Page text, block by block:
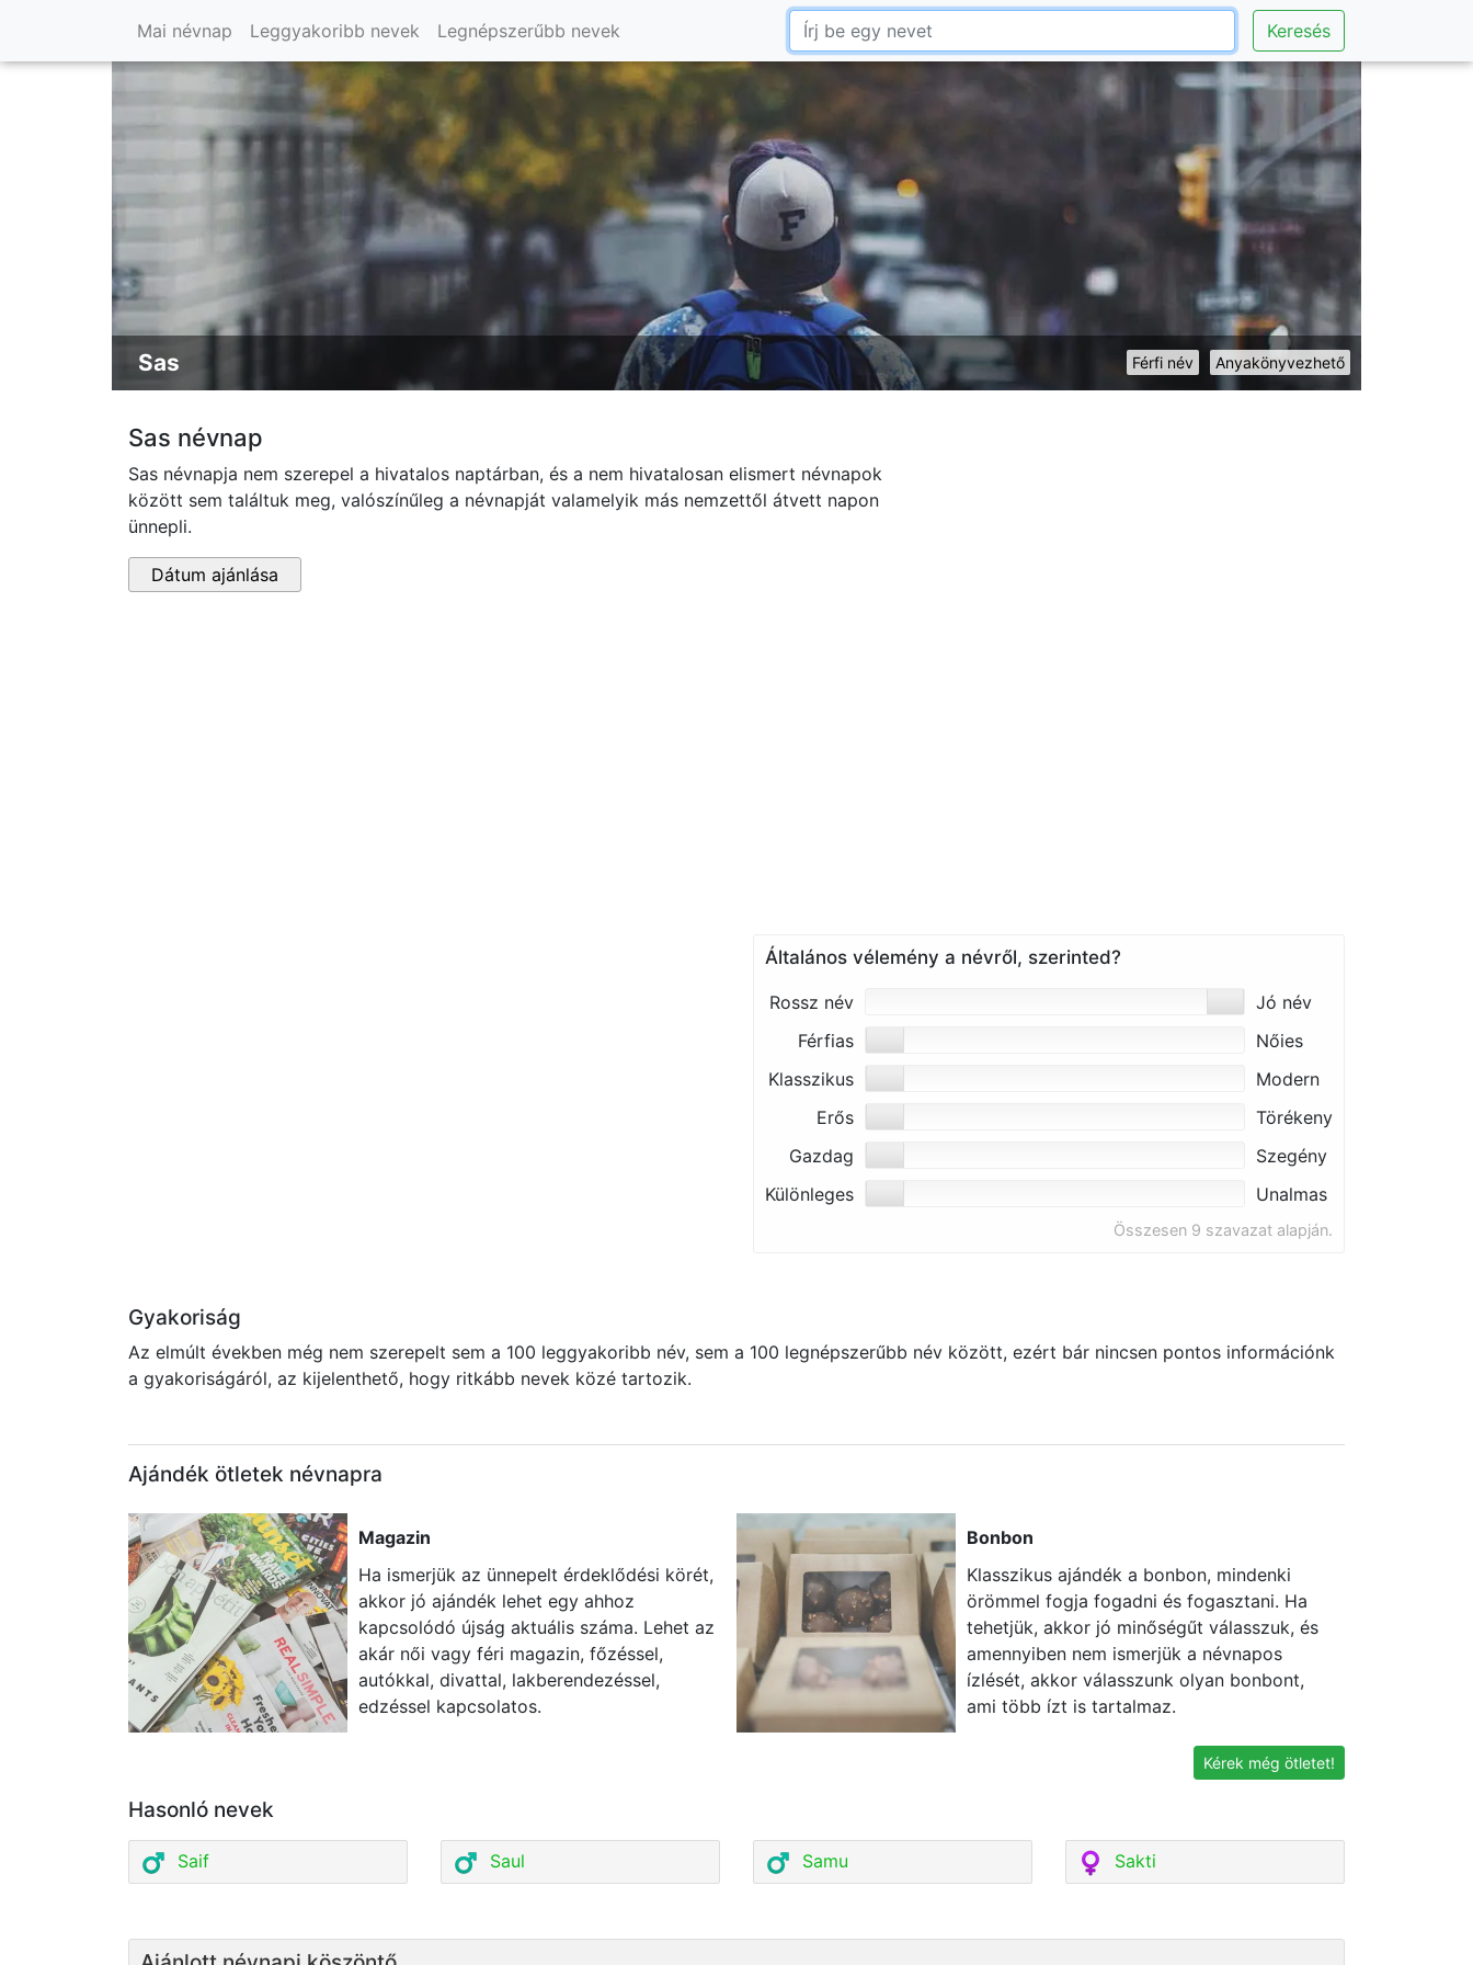
Mai névnap Leggyakoribb nevek Legnépszerűbb nevek Keresés
Anyakönyvezhető
Férfi név
Sas
Sas névnap
Sas névnapja nem szerepel a hivatalos naptárban, és a nem hivatalosan elismert névnapok
között sem találtuk meg, valószínűleg a névnapját valamelyik más nemzettől átvett napon
ünnepli.
Dátum ajánlása
Általános vélemény a névről, szerinted?
Rossz név
Jó név
Férfias
Nőies
Klasszikus
Modern
Erős
Törékeny
Gazdag
Szegény
Különleges
Unalmas
Összesen 9 szavazat alapján.
Gyakoriság
Az elmúlt években még nem szerepelt sem a 100 leggyakoribb név, sem a 100 legnépszerűbb név között, ezért bár nincsen pontos információnk
a gyakoriságáról, az kijelenthető, hogy ritkább nevek közé tartozik.
Ajándék ötletek névnapra
Magazin
Ha ismerjük az ünnepelt érdeklődési körét,
akkor jó ajándék lehet egy ahhoz
kapcsolódó újság aktuális száma. Lehet az
akár női vagy féri magazin, főzéssel,
autókkal, divattal, lakberendezéssel,
edzéssel kapcsolatos.
Bonbon
Klasszikus ajándék a bonbon, mindenki
örömmel fogja fogadni és fogasztani. Ha
tehetjük, akkor jó minőségűt válasszuk, és
amennyiben nem ismerjük a névnapos
ízlését, akkor válasszunk olyan bonbont,
ami több ízt is tartalmaz.
Kérek még ötletet!
Hasonló nevek
Saif Saul Samu Sakti